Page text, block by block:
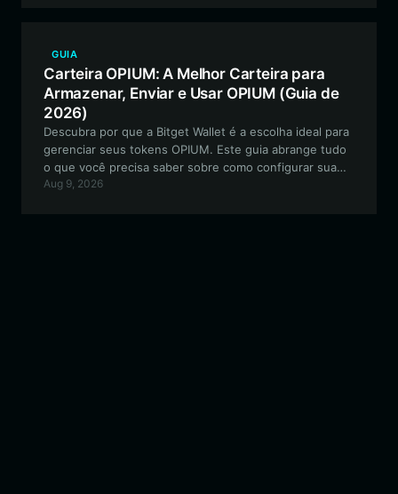
GUIA
Carteira OPIUM: A Melhor Carteira para
Armazenar, Enviar e Usar OPIUM (Guia de
2026)
Descubra por que a Bitget Wallet é a escolha ideal para
gerenciar seus tokens OPIUM. Este guia abrange tudo
o que você precisa saber sobre como configurar sua
carteira OPIUM, garantir um armazenamento seguro e
Aug 9, 2026